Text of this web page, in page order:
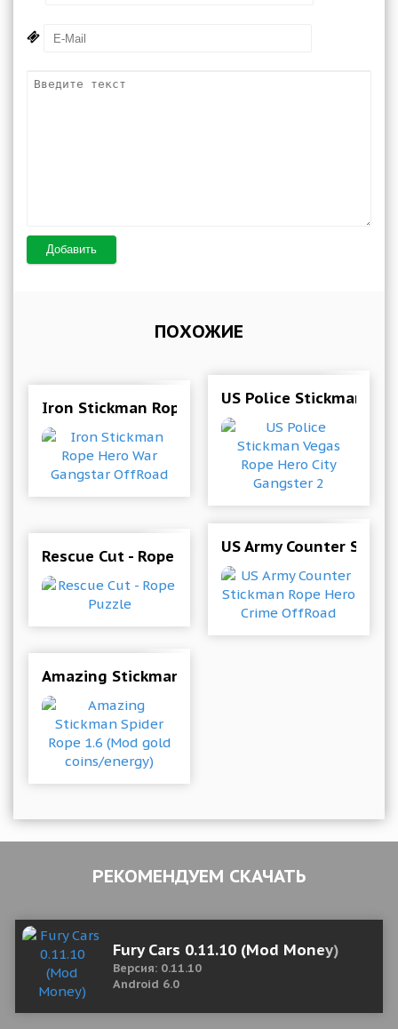
Добавить
ПОХОЖИЕ
Iron Stickman Rope Hero War Gangstar
US Police Stickman
Rescue Cut - Rope PuzzleUS Army Counter
Amazing Stickman Spider Rope 1.6 (Mod gold
РЕКОМЕНДУЕМ СКАЧАТЬ
Fury Cars 0.11.10 (Mod Money)
Версия: 0.11.10
Android 6.0